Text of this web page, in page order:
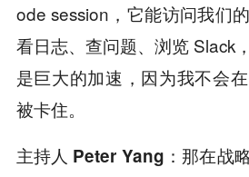
ode session，它能访问我们
看日志、查问题、浏览 Slack
是巨大的加速，因为我不会
被卡住。
主持人 Peter Yang：那在战